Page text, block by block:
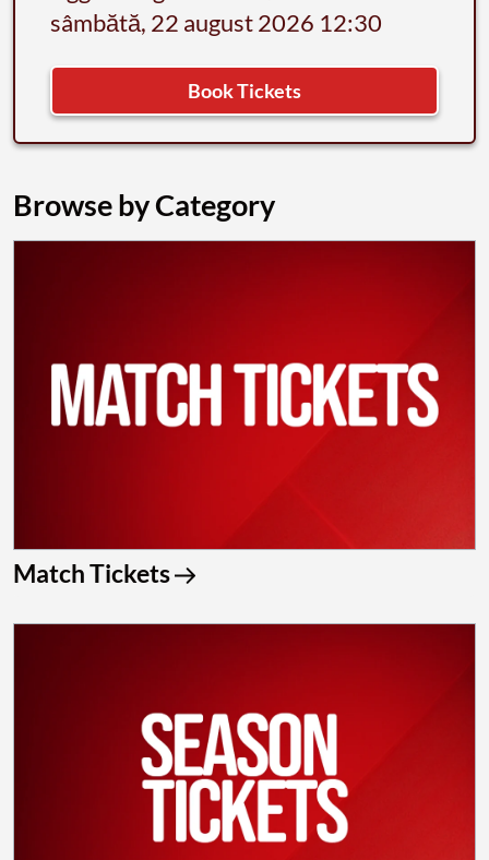
sâmbătă, 22 august 2026 12:30
Book Tickets
Browse by Category
Match Tickets